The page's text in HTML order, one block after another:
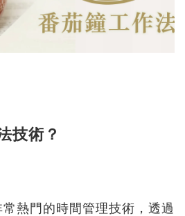
技術？
熱門的時間管理技術，透過